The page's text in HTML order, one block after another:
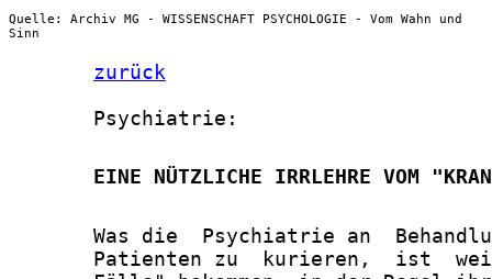
Quelle: Archiv MG - WISSENSCHAFT PSYCHOLOGIE - Vom Wahn und
Sinn
zurück
       Psychiatrie:
EINE NÜTZLICHE IRRLEHRE VOM